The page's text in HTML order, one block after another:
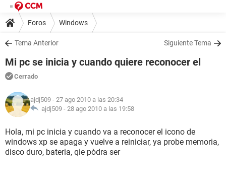
Foros Windows
Tema Anterior Siguiente Tema
Mi pc se inicia y cuando quiere reconocer el
Cerrado
ajdj509 - 27 ago 2010 a las 20:34
ajdj509 - 28 ago 2010 a las 19:58
Hola, mi pc inicia y cuando va a reconocer el icono de
windows xp se apaga y vuelve a reiniciar, ya probe memoria,
disco duro, bateria, qie pòdra ser